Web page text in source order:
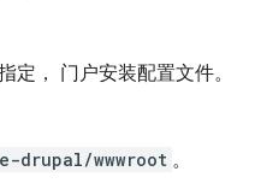
定， 门户安装配置文件。
drupal/wwwroot 。